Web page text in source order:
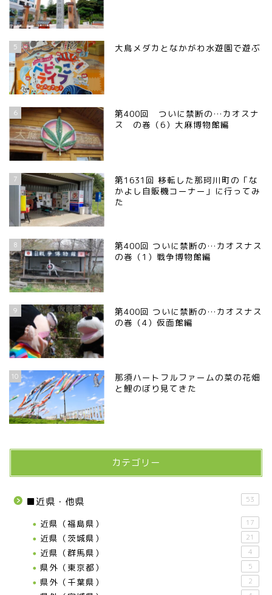
5 大鳥メダカとなかがわ水遊園で遊ぶ
6
第400回 ついに禁断の…カオスナ
ス の巻（6）大麻博物館編
7
第1631回 移転した那珂川町の「な
かよし自販機コーナー」に行ってみ
た
8
第400回 ついに禁断の…カオスナス
の巻（1）戦争博物館編
9
第400回 ついに禁断の…カオスナス
の巻（4）仮面館編
10
那須ハートフルファームの菜の花畑
と鯉のぼり見てきた
カテゴリー
■近県・他県 53
近県（福島県） 17
近県（茨城県） 21
近県（群馬県） 4
県外（東京都） 5
県外（千葉県） 2